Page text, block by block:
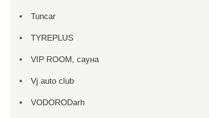
Tuncar
TYREPLUS
VIP ROOM, сауна
Vj auto club
VODORODarh